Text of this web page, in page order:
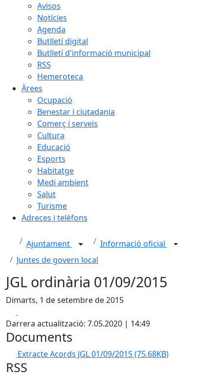
Avisos
Notícies
Agenda
Butlletí digital
Butlletí d'informació municipal
RSS
Hemeroteca
Àrees
Ocupació
Benestar i ciutadania
Comerç i serveis
Cultura
Educació
Esports
Habitatge
Medi ambient
Salut
Turisme
Adreces i telèfons
Ajuntament
Informació oficial
Juntes de govern local
JGL ordinària 01/09/2015
Dimarts, 1 de setembre de 2015
Darrera actualització: 7.05.2020 | 14:49
Documents
Extracte Acords JGL 01/09/2015(75.68KB)
RSS